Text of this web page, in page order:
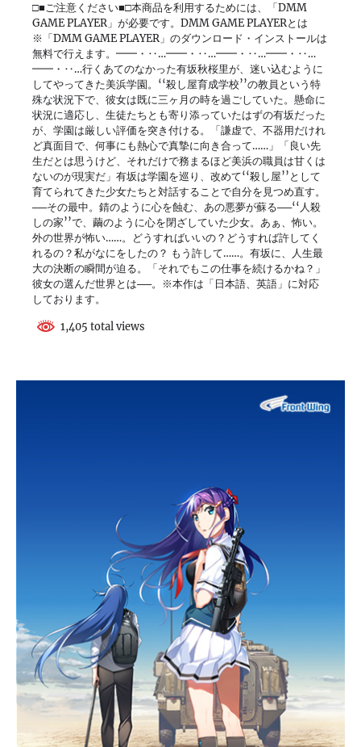
□■ご注意ください■□本商品を利用するためには、「DMM
GAME PLAYER」が必要です。DMM GAME PLAYERとは
※「DMM GAME PLAYER」のダウンロード・インストールは
無料で行えます。━━・‥…━━・‥…━━・‥…━━・‥…
━━・‥…行くあてのなかった有坂秋桜里が、迷い込むように
してやってきた美浜学園。‘‘殺し屋育成学校’’の教員という特
殊な状況下で、彼女は既に三ヶ月の時を過ごしていた。懸命に
状況に適応し、生徒たちとも寄り添っていたはずの有坂だった
が、学園は厳しい評価を突き付ける。「謙虚で、不器用だけれ
ど真面目で、何事にも熱心で真摯に向き合って……」「良い先
生だとは思うけど、それだけで務まるほど美浜の職員は甘くは
ないのが現実だ」有坂は学園を巡り、改めて‘‘殺し屋’’として
育てられてきた少女たちと対話することで自分を見つめ直す。
──その最中。錆のように心を蝕む、あの悪夢が蘇る──‘‘人殺
しの家’’で、繭のように心を閉ざしていた少女。あぁ、怖い。
外の世界が怖い……。どうすればいいの？どうすれば許してく
れるの？私がなにをしたの？ もう許して……。有坂に、人生最
大の決断の瞬間が迫る。「それでもこの仕事を続けるかね？」
彼女の選んだ世界とは──。※本作は「日本語、英語」に対応
しております。
1,405 total views